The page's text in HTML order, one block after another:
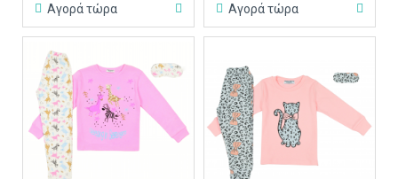
Αγορά τώρα Αγορά τώρα